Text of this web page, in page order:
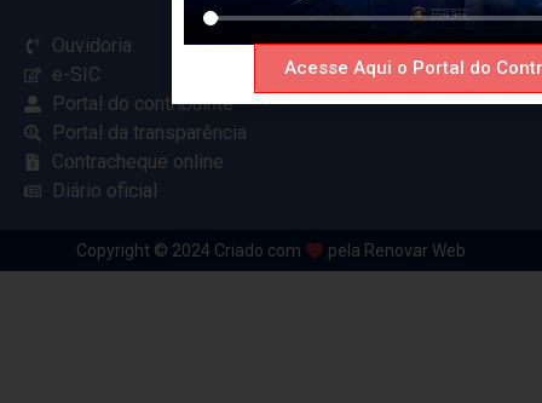
Ouvidoria
e-SIC
Portal do contribuinte
Portal da transparência
Contracheque online
Diário oficial
Copyright © 2024 Criado com pela Renovar Web
Acesse Aqui o Portal do